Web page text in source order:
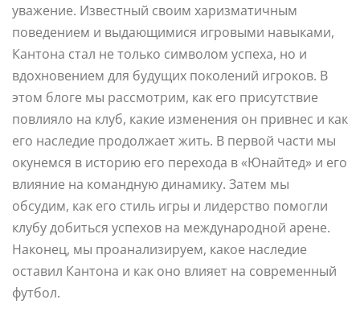
уважение. Известный своим харизматичным
поведением и выдающимися игровыми навыками,
Кантона стал не только символом успеха, но и
вдохновением для будущих поколений игроков. В
этом блоге мы рассмотрим, как его присутствие
повлияло на клуб, какие изменения он привнес и как
его наследие продолжает жить. В первой части мы
окунемся в историю его перехода в «Юнайтед» и его
влияние на командную динамику. Затем мы
обсудим, как его стиль игры и лидерство помогли
клубу добиться успехов на международной арене.
Наконец, мы проанализируем, какое наследие
оставил Кантона и как оно влияет на современный
футбол.